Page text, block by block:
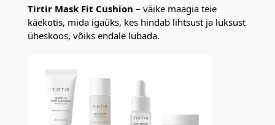
Tirtir Mask Fit Cushion – väike maagia teie
käekotis, mida igaüks, kes hindab lihtsust ja luksust
üheskoos, võiks endale lubada.